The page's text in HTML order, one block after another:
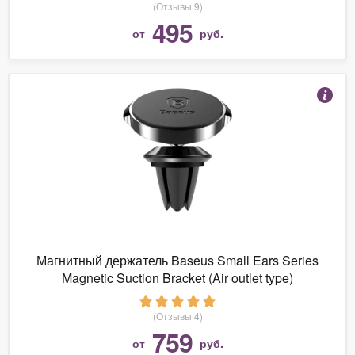
(Отзывы 9)
от 495 руб.
Магнитный держатель Baseus Small Ears Series
Magnetic Suction Bracket (Air outlet type)
(Отзывы 4)
от 759 руб.